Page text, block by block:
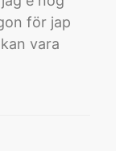
för jap
vara